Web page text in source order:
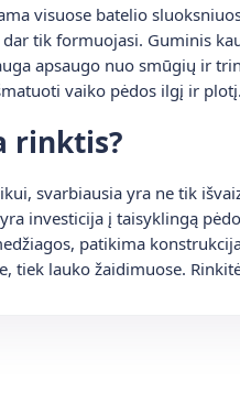
visuose batelio
tik formuojasi. Guminis
apsaugo nuo smūgių ir
vaiko pėdos ilgį ir plotį.
rinktis?
svarbiausia yra ne tik
investicija į taisyklingą
patikima
tiek lauko žaidimuose.